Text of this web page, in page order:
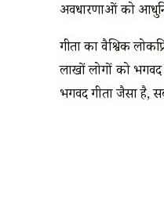
अवधारणाओं को
गीता का वैश्विक
लाखों लोगों को भगवद
भगवद गीता जैसा है,